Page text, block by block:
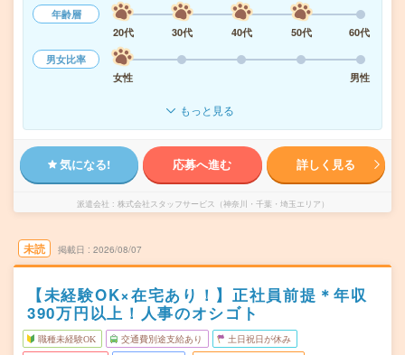
年齢層
20代
30代 40代 50代
60代
男女比率
女性
男性
もっと見る
気になる! 応募へ進む 詳しく見る
派遣会社 株式会社スタッフサービス（神奈川・千葉・埼玉エリア）
未読 掲載日 2026/08/07
【未経験OK×在宅あり！】正社員前提＊年収
390万円以上！人事のオシゴト
職種未経験OK 交通費別途支給あり 土日祝日が休み